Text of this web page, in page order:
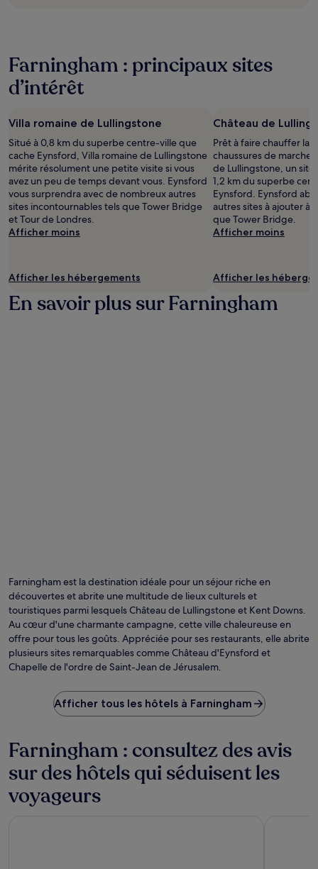
Farningham : principaux sites
d’intérêt
Villa romaine de Lullingstone
Situé à 0,8 km du superbe centre-ville que
cache Eynsford, Villa romaine de Lullingstone
mérite résolument une petite visite si vous
avez un peu de temps devant vous. Eynsford
vous surprendra avec de nombreux autres
sites incontournables tels que Tower Bridge
et Tour de Londres.
Afficher moins
Afficher les hébergements
Château de
Prêt à faire chauffer la
chaussures de marche
de Lullingstone, un
1,2 km du superbe
Eynsford. Eynsford
autres sites à ajouter à
que Tower Bridge.
Afficher moins
Afficher les
En savoir plus sur Farningham
Farningham est la destination idéale pour un séjour riche en
découvertes et abrite une multitude de lieux culturels et
touristiques parmi lesquels Château de Lullingstone et Kent Downs.
Au cœur d'une charmante campagne, cette ville chaleureuse en
offre pour tous les goûts. Appréciée pour ses restaurants, elle abrite
plusieurs sites remarquables comme Château d'Eynsford et
Chapelle de l'ordre de Saint-Jean de Jérusalem.
Afficher tous les hôtels à Farningham
Farningham : consultez des avis
sur des hôtels qui séduisent les
voyageurs